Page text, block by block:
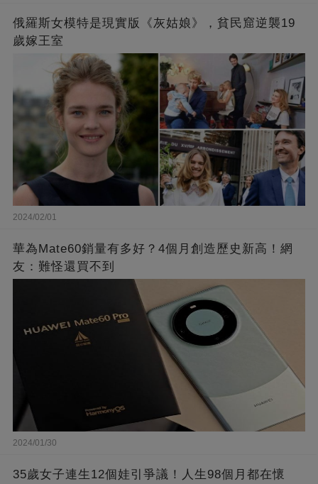
俄羅斯女模特是現實版《灰姑娘》，貧民窟逆襲19
歲嫁王室
2024/02/01
華為Mate60銷量有多好？4個月創造歷史新高！網
友：難怪還買不到
2024/01/30
35歲女子連生12個娃引爭議！人生98個月都在懷